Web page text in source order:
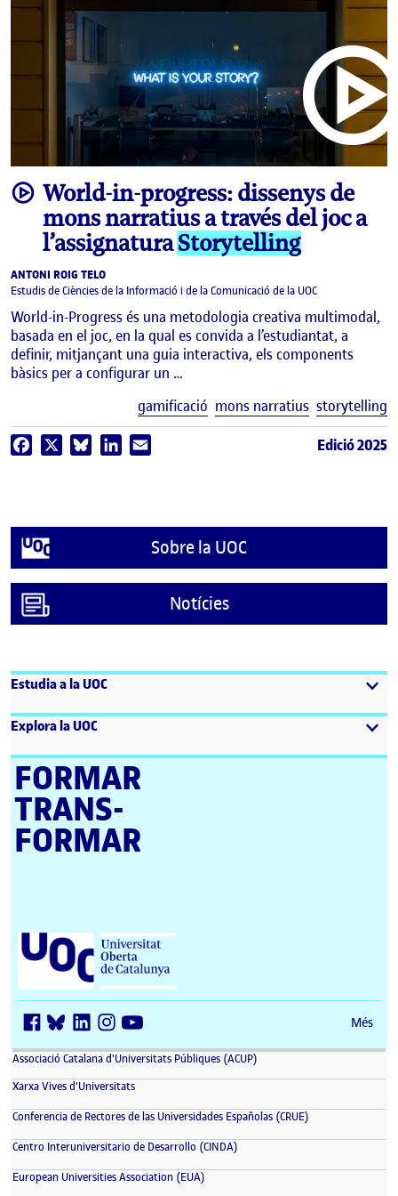
videoWorld-in-progress: dissenys de
mons narratius a través del joc a
l’assignaturaStorytelling
ANTONI ROIG TELO
Estudis de Ciències de la Informació i de la Comunicació de la UOC
World-in-Progress és una metodologia creativa multimodal,
basada en el joc, en la qual es convida a l’estudiantat, a
definir, mitjançant una guia interactiva, els components
bàsics per a configurar un …
gamificació mons narratius storytelling
Facebook BlueskyLinkedIn Edició 2025
Sobre la UOC
Notícies
Estudia a la UOC
Explora la UOC
FORMAR
TRANS­
FORMAR
Universitat Oberta de Catalunya (UOC)
Més
Associació Catalana d'Universitats Públiques (ACUP)
Xarxa Vives d'Universitats(s'obre en una finestra nova)
Conferencia de Rectores de las Universidades Españolas (CRUE)
Centro Interuniversitario de Desarrollo (CINDA)
European Universities Association (EUA)